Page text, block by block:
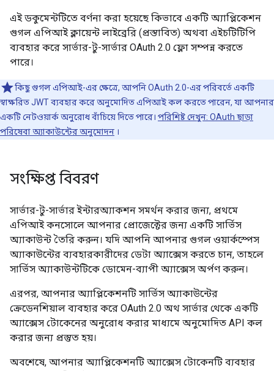
এই ডকুমেন্টটিতে বর্ণনা করা হয়েছে কিভাবে একটি অ্যাপ্লিকেশন
গুগল এপিআই ক্লায়েন্ট লাইব্রেরি (প্রস্তাবিত) অথবা এইচটিটিপি
ব্যবহার করে সার্ভার-টু-সার্ভার OAuth 2.0 ফ্লো সম্পন্ন করতে
পারে।
কিছু গুগল এপিআই-এর ক্ষেত্রে, আপনি OAuth 2.0-এর পরিবর্তে একটি
স্বাক্ষরিত JWT ব্যবহার করে অনুমোদিত এপিআই কল করতে পারেন, যা আপনার
একটি নেটওয়ার্ক অনুরোধ বাঁচিয়ে দিতে পারে। পরিশিষ্ট দেখুন: OAuth ছাড়া
পরিষেবা অ্যাকাউন্টের অনুমোদন ।
সংক্ষিপ্ত বিবরণ
সার্ভার-টু-সার্ভার ইন্টারঅ্যাকশন সমর্থন করার জন্য, প্রথমে
এপিআই কনসোলে আপনার প্রোজেক্টের জন্য একটি সার্ভিস
অ্যাকাউন্ট তৈরি করুন। যদি আপনি আপনার গুগল ওয়ার্কস্পেস
অ্যাকাউন্টের ব্যবহারকারীদের ডেটা অ্যাক্সেস করতে চান, তাহলে
সার্ভিস অ্যাকাউন্টটিকে ডোমেন-ব্যাপী অ্যাক্সেস অর্পণ করুন।
এরপর, আপনার অ্যাপ্লিকেশনটি সার্ভিস অ্যাকাউন্টের
ক্রেডেনশিয়াল ব্যবহার করে OAuth 2.0 অথ সার্ভার থেকে একটি
অ্যাক্সেস টোকেনের অনুরোধ করার মাধ্যমে অনুমোদিত API কল
করার জন্য প্রস্তুত হয়।
অবশেষে, আপনার অ্যাপ্লিকেশনটি অ্যাক্সেস টোকেনটি ব্যবহার